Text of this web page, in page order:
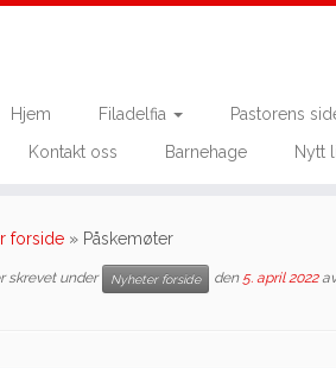
Hjem Filadelfia Pastorens
Kontakt oss
Barnehage Nytt
forside » Påskemøter
skrevet under Nyheter forside den 5. april 2022